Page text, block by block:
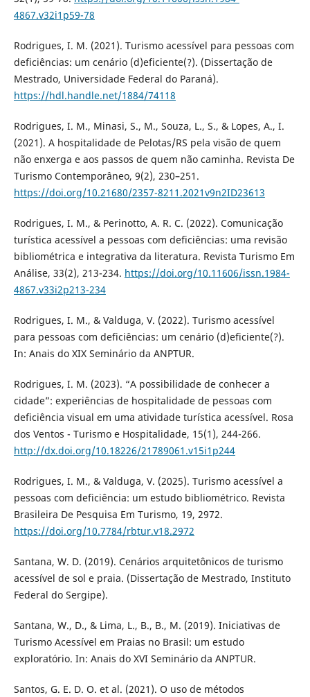
4867.v32i1p59-78
Rodrigues, I. M. (2021). Turismo acessível para pessoas com
deficiências: um cenário (d)eficiente(?). (Dissertação de
Mestrado, Universidade Federal do Paraná).
https://hdl.handle.net/1884/74118
Rodrigues, I. M., Minasi, S., M., Souza, L., S., & Lopes, A., I.
(2021). A hospitalidade de Pelotas/RS pela visão de quem
não enxerga e aos passos de quem não caminha. Revista De
Turismo Contemporâneo, 9(2), 230–251.
https://doi.org/10.21680/2357-8211.2021v9n2ID23613
Rodrigues, I. M., & Perinotto, A. R. C. (2022). Comunicação
turística acessível a pessoas com deficiências: uma revisão
bibliométrica e integrativa da literatura. Revista Turismo Em
Análise, 33(2), 213-234. https://doi.org/10.11606/issn.1984-
4867.v33i2p213-234
Rodrigues, I. M., & Valduga, V. (2022). Turismo acessível
para pessoas com deficiências: um cenário (d)eficiente(?).
In: Anais do XIX Seminário da ANPTUR.
Rodrigues, I. M. (2023). “A possibilidade de conhecer a
cidade”: experiências de hospitalidade de pessoas com
deficiência visual em uma atividade turística acessível. Rosa
dos Ventos - Turismo e Hospitalidade, 15(1), 244-266.
http://dx.doi.org/10.18226/21789061.v15i1p244
Rodrigues, I. M., & Valduga, V. (2025). Turismo acessível a
pessoas com deficiência: um estudo bibliométrico. Revista
Brasileira De Pesquisa Em Turismo, 19, 2972.
https://doi.org/10.7784/rbtur.v18.2972
Santana, W. D. (2019). Cenários arquitetônicos de turismo
acessível de sol e praia. (Dissertação de Mestrado, Instituto
Federal do Sergipe).
Santana, W., D., & Lima, L., B., B., M. (2019). Iniciativas de
Turismo Acessível em Praias no Brasil: um estudo
exploratório. In: Anais do XVI Seminário da ANPTUR.
Santos, G. E. D. O. et al. (2021). O uso de métodos